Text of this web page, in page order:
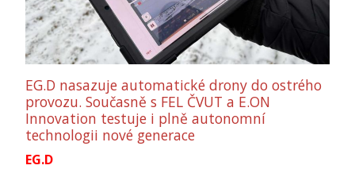
EG.D nasazuje automatické drony do ostrého
provozu. Současně s FEL ČVUT a E.ON
Innovation testuje i plně autonomní
technologii nové generace
EG.D